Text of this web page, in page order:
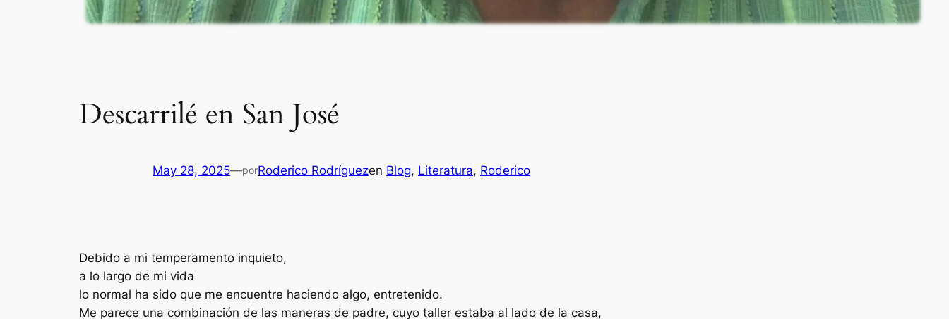
Descarrilé en San José
May 28, 2025—porRoderico Rodríguezen Blog, Literatura, Roderico
Debido a mi temperamento inquieto,
a lo largo de mi vida
lo normal ha sido que me encuentre haciendo algo, entretenido.
Me parece una combinación de las maneras de padre, cuyo taller estaba al lado de la casa,